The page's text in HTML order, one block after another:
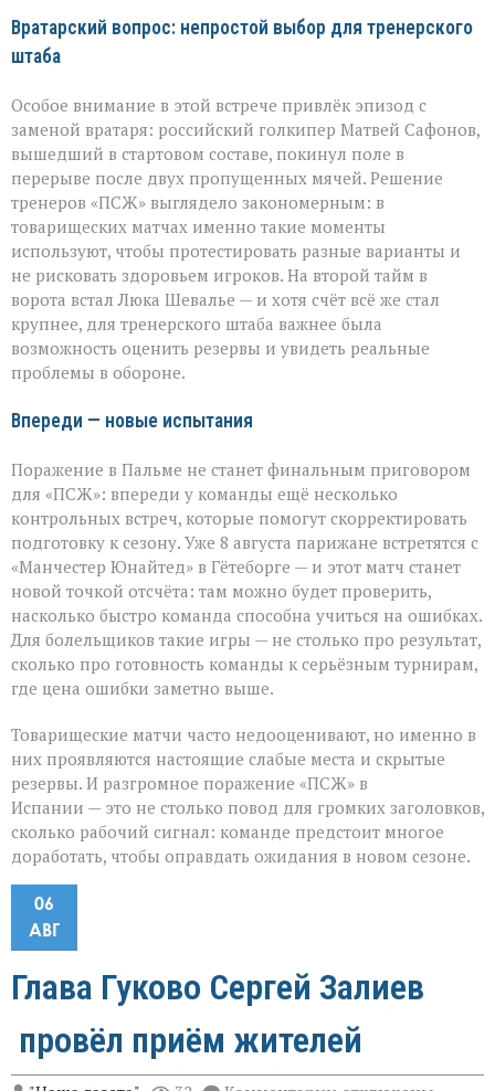
Вратарский вопрос: непростой выбор для тренерского
штаба
Особое внимание в этой встрече привлёк эпизод с
заменой вратаря: российский голкипер Матвей Сафонов,
вышедший в стартовом составе, покинул поле в
перерыве после двух пропущенных мячей. Решение
тренеров «ПСЖ» выглядело закономерным: в
товарищеских матчах именно такие моменты
используют, чтобы протестировать разные варианты и
не рисковать здоровьем игроков. На второй тайм в
ворота встал Люка Шевалье — и хотя счёт всё же стал
крупнее, для тренерского штаба важнее была
возможность оценить резервы и увидеть реальные
проблемы в обороне.
Впереди — новые испытания
Поражение в Пальме не станет финальным приговором
для «ПСЖ»: впереди у команды ещё несколько
контрольных встреч, которые помогут скорректировать
подготовку к сезону. Уже 8 августа парижане встретятся с
«Манчестер Юнайтед» в Гётеборге — и этот матч станет
новой точкой отсчёта: там можно будет проверить,
насколько быстро команда способна учиться на ошибках.
Для болельщиков такие игры — не столько про результат,
сколько про готовность команды к серьёзным турнирам,
где цена ошибки заметно выше.
Товарищеские матчи часто недооценивают, но именно в
них проявляются настоящие слабые места и скрытые
резервы. И разгромное поражение «ПСЖ» в
Испании — это не столько повод для громких заголовков,
сколько рабочий сигнал: команде предстоит многое
доработать, чтобы оправдать ожидания в новом сезоне.
06
АВГ
Глава Гуково Сергей Залиев
провёл приём жителей